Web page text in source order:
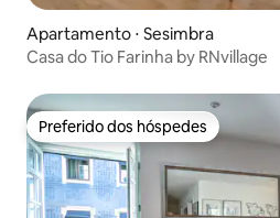
Apartamento ⋅ Sesimbra
Casa do Tio Farinha by RNvillage
Preferido dos hóspedes
Preferido dos hóspedes